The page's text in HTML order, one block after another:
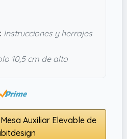
Instrucciones y herrajes
10,5 cm de alto
Auxiliar Elevable de